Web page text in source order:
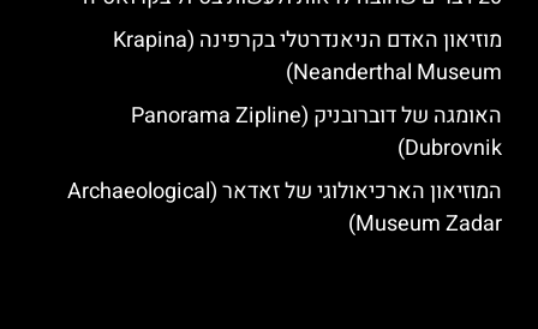
מוזיאון האדם הניאנדרטלי בקרפינה (Krapina
Neanderthal Museum)
האומגה של דוברובניק (Panorama Zipline
Dubrovnik)
המוזיאון הארכיאולוגי של זאדאר (Archaeological
Museum Zadar)